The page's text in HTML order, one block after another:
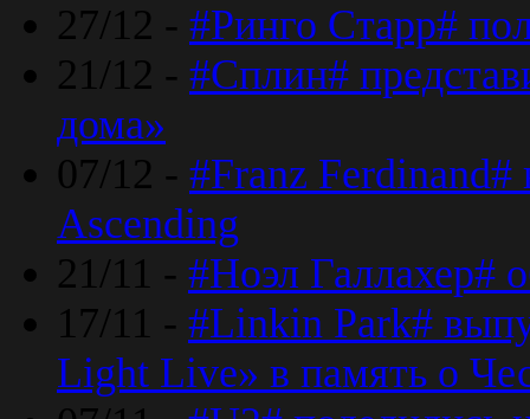
27/12 - #Ринго Старр#
21/12 - #Сплин#
дома»
07/12 - #Franz
Ascending
21/11 - #Ноэл Галлахер#
17/11 - #Linkin Park#
Light Live» в память о